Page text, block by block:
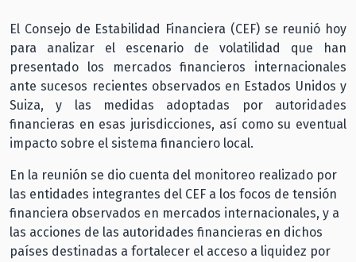
El Consejo de Estabilidad Financiera (CEF) se reunió hoy
para analizar el escenario de volatilidad que han
presentado los mercados financieros internacionales
ante sucesos recientes observados en Estados Unidos y
Suiza, y las medidas adoptadas por autoridades
financieras en esas jurisdicciones, así como su eventual
impacto sobre el sistema financiero local.
En la reunión se dio cuenta del monitoreo realizado por
las entidades integrantes del CEF a los focos de tensión
financiera observados en mercados internacionales, y a
las acciones de las autoridades financieras en dichos
países destinadas a fortalecer el acceso a liquidez por